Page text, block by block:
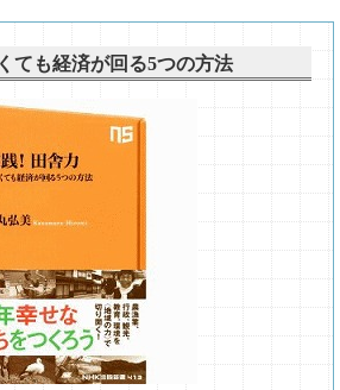
ても経済が回る5つの方法